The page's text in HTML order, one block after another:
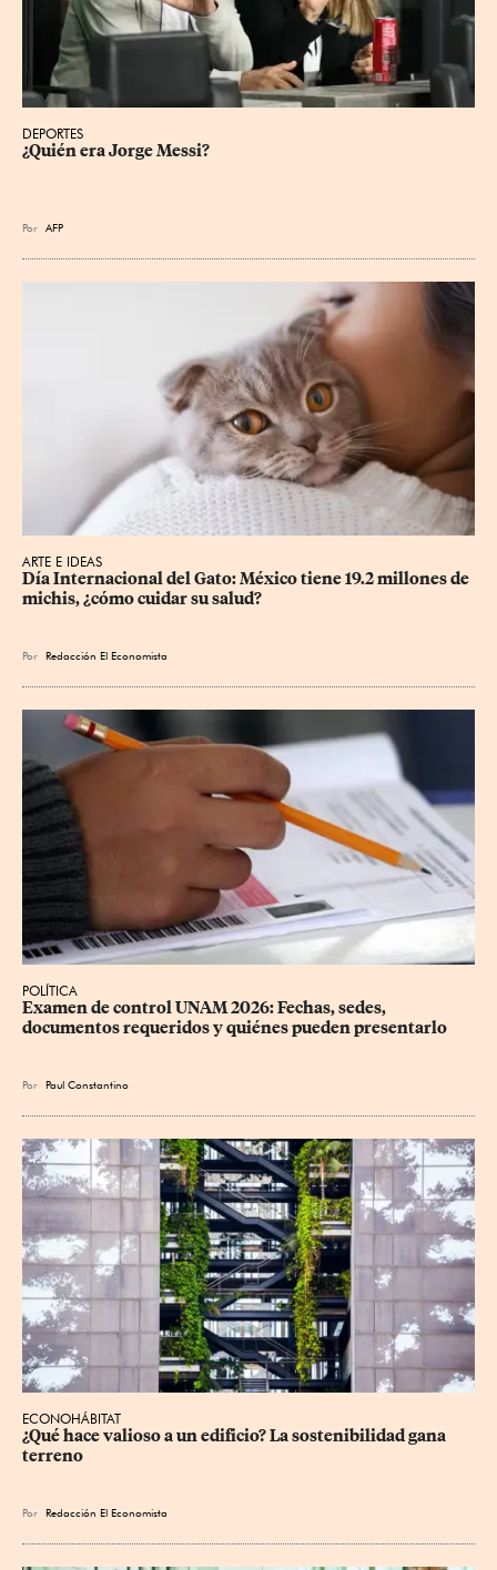
DEPORTES
¿Quién era Jorge Messi?
Por AFP
ARTE E IDEAS
Día Internacional del Gato: México tiene 19.2 millones de
michis, ¿cómo cuidar su salud?
Por Redacción El Economista
POLÍTICA
Examen de control UNAM 2026: Fechas, sedes,
documentos requeridos y quiénes pueden presentarlo
Por Paul Constantino
ECONOHÁBITAT
¿Qué hace valioso a un edificio? La sostenibilidad gana
terreno
Por Redacción El Economista